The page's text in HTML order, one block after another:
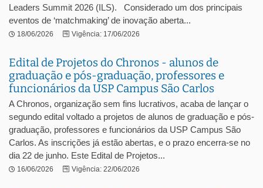
Leaders Summit 2026 (ILS). Considerado um dos principais
eventos de ‘matchmaking’ de inovação aberta...
18/06/2026 Vigência: 17/06/2026
Edital de Projetos do Chronos - alunos de
graduação e pós-graduação, professores e
funcionários da USP Campus São Carlos
A Chronos, organização sem fins lucrativos, acaba de lançar o
segundo edital voltado a projetos de alunos de graduação e pós-
graduação, professores e funcionários da USP Campus São
Carlos. As inscrições já estão abertas, e o prazo encerra-se no
dia 22 de junho. Este Edital de Projetos...
16/06/2026 Vigência: 22/06/2026